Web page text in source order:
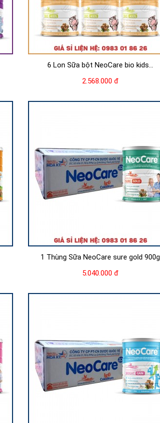
6 Lon Sữa bột NeoCare bio kids...
2.568.000 đ
1 Thùng Sữa NeoCare sure gold 900g
5.040.000 đ